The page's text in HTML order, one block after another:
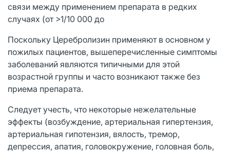
связи между применением препарата в редких
случаях (от >1/10 000 до
Поскольку Церебролизин применяют в основном у
пожилых пациентов, вышеперечисленные симптомы
заболеваний являются типичными для этой
возрастной группы и часто возникают также без
приема препарата.
Следует учесть, что некоторые нежелательные
эффекты (возбуждение, артериальная гипертензия,
артериальная гипотензия, вялость, тремор,
депрессия, апатия, головокружение, головная боль,